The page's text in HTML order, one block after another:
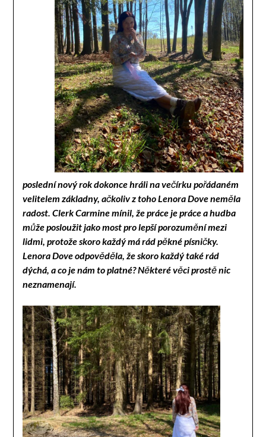
poslední nový rok dokonce hráli na večírku pořádaném
velitelem základny, ačkoliv z toho Lenora Dove neměla
radost. Clerk Carmine mínil, že práce je práce a hudba
může posloužit jako most pro lepší porozumění mezi
lidmi, protože skoro každý má rád pěkné písničky.
Lenora Dove odpověděla, že skoro každý také rád
dýchá, a co je nám to platné? Některé věci prostě nic
neznamenají.